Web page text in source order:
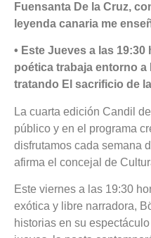
Fuensanta De la Cruz,
leyenda canaria me
• Este Jueves a las
poética trabaja entorno a
tratando El sacrificio de
La cuarta edición Candil
público y en el programa
disfrutamos cada semana
afirma el concejal de
Este viernes a las 19:30
exótica y libre narradora,
historias en su